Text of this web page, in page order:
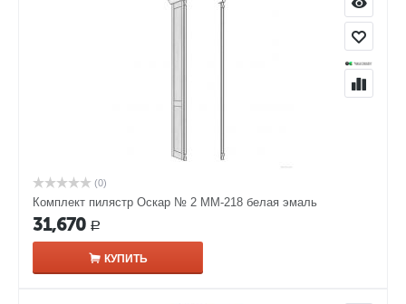
(0)
Комплект пилястр Оскар № 2 ММ-218 белая эмаль
31,670 Р
КУПИТЬ